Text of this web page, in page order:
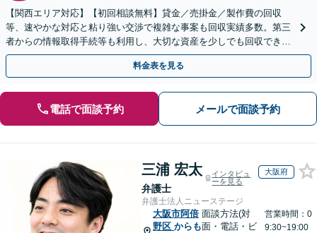
【関西エリア対応】【初回相談無料】貸金／売掛金／製作費の回収
等、速やかな対応と粘り強い交渉で複雑な事案も回収実績多数。第三
者からの情報取得手続等も利用し、大切な資産を少しでも回収できる
よう尽力します【フリーランス・個人事業主のご相談も対応】
料金表を見る
電話で面談予約 メールで面談予約
三浦 宏太
弁護士
インタビュ
ーを見る
大阪府
弁護士法人ニューステージ
大阪市阿倍
野区 からも
面談方法(対
面・電話・ビ
営業時間：0
9:30~19:00